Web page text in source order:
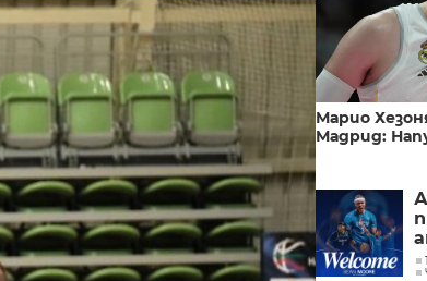
Марио
Мадрид: